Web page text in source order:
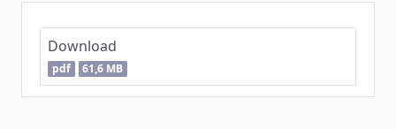
Download
pdf 61,6 MB